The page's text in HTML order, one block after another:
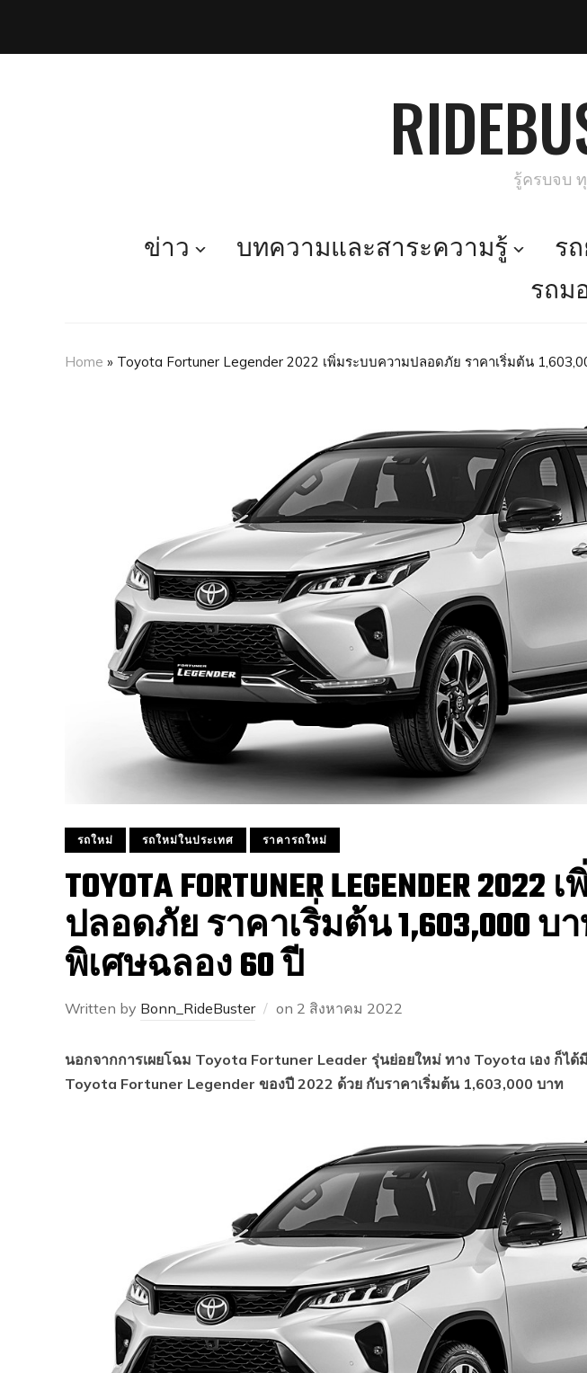
รู้ครบจบ
ข่าว บทความและสาระความรู้ ร
รถม
Home » Toyota Fortuner Legender 2022 เพิ่มระบบความปลอดภัย ราคาเริ่มต้น
รถใหม่ รถใหม่ในประเทศ ราคารถใหม่
TOYOTA FORTUNER LEGENDER
ปลอดภัย ราคาเริ่มต้น 1,603,000 บ
พิเศษฉลอง 60 ปี
Written by Bonn_RideBuster on 2 สิงหาคม 2022
นอกจากการเผยโฉม Toyota Fortuner Leader รุ่นย่อยใหม่ ทาง Toyota เอง ก็ไ
Toyota Fortuner Legender ของปี 2022 ด้วย กับราคาเริ่มต้น 1,603,000 บาท